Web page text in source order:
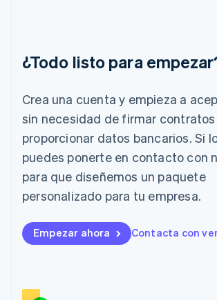
¿Todo listo para
Crea una cuenta y empieza a
sin necesidad de firmar contratos
proporcionar datos bancarios. Si
puedes ponerte en contacto con
para que diseñemos un paquete
personalizado para tu empresa.
Empezar ahora Contacta con
Irlanda
Italia
English
Japón
日本語English
Letonia
Liechtenstein
DeutschEnglish
English
Luxemburgo